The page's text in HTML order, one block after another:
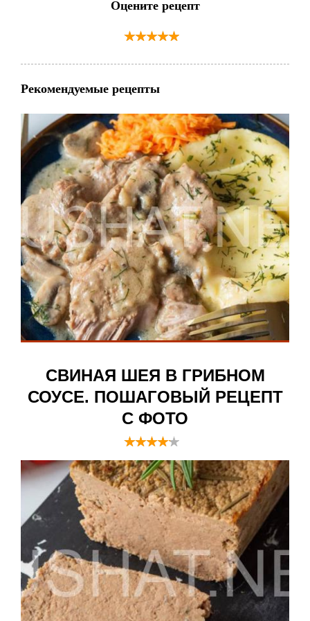
Оцените рецепт
Рекомендуемые рецепты
СВИНАЯ ШЕЯ В ГРИБНОМ
СОУСЕ. ПОШАГОВЫЙ РЕЦЕПТ
С ФОТО